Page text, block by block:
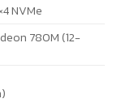
NVMe
780M (12-